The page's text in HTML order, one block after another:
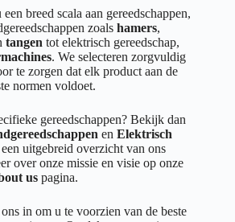
breed scala aan gereedschappen,
zoalshamers,
tangen tot elektrisch gereedschap,
. We selecteren zorgvuldig
te zorgen dat elk product aan de
normen voldoet.
gereedschappen? Bekijk dan
enElektrisch
uitgebreid overzicht van ons
over onze missie en visie op onze
us pagina.
in om u te voorzien van de beste